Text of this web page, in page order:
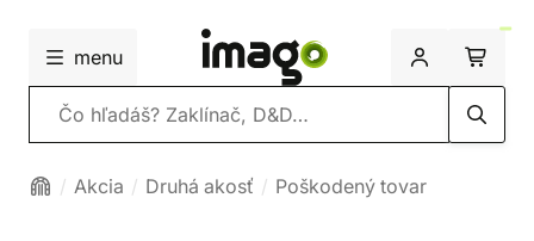
menu
Vyhľadávanie
Akcia Druhá akosť Poškodený tovar